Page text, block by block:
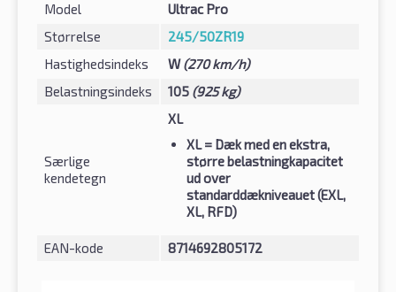
Model
Ultrac Pro
Størrelse
245/50ZR19
Hastighedsindeks
W(270 km/h)
Belastningsindeks
105 (925 kg)
Særlige
kendetegn
XL
XL= Dæk med en ekstra,
større belastningkapacitet
ud over
standarddækniveauet (EXL,
XL, RFD)
EAN-kode 8714692805172